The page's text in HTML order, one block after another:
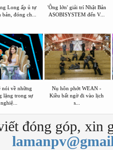
Long ấp ủ tự
đóng ch...
'Ông lớn' giải trí Nhật Bản
ASOBISYSTEM đến V...
nói về những
lặng trong sự
nghiệ...
Nụ hôn phớt WEAN -
Kiều bất ngờ đi vào lịch
s...
đóng góp, xin